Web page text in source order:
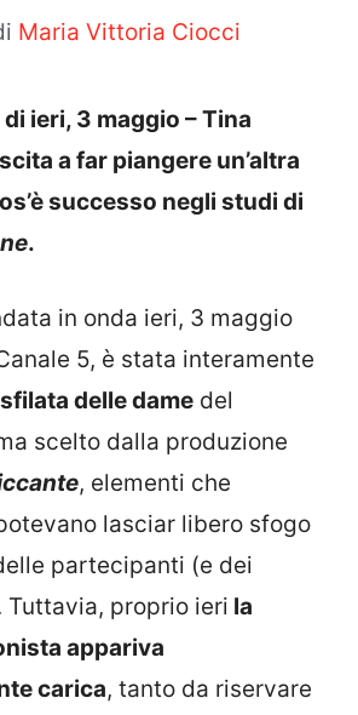
Maria Vittoria Ciocci
ieri, 3 maggio – Tina
a far piangere un’altra
successo negli studi di
.
in onda ieri, 3 maggio
5, è stata interamente
sfilata delle dame del
scelto dalla produzione
, elementi che
lasciar libero sfogo
partecipanti (e dei
proprio ieri la
appariva
carica, tanto da riservare